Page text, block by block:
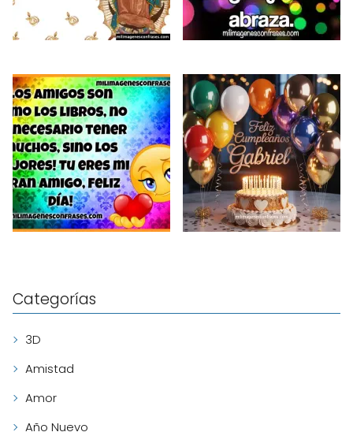
Categorías
3D
Amistad
Amor
Año Nuevo